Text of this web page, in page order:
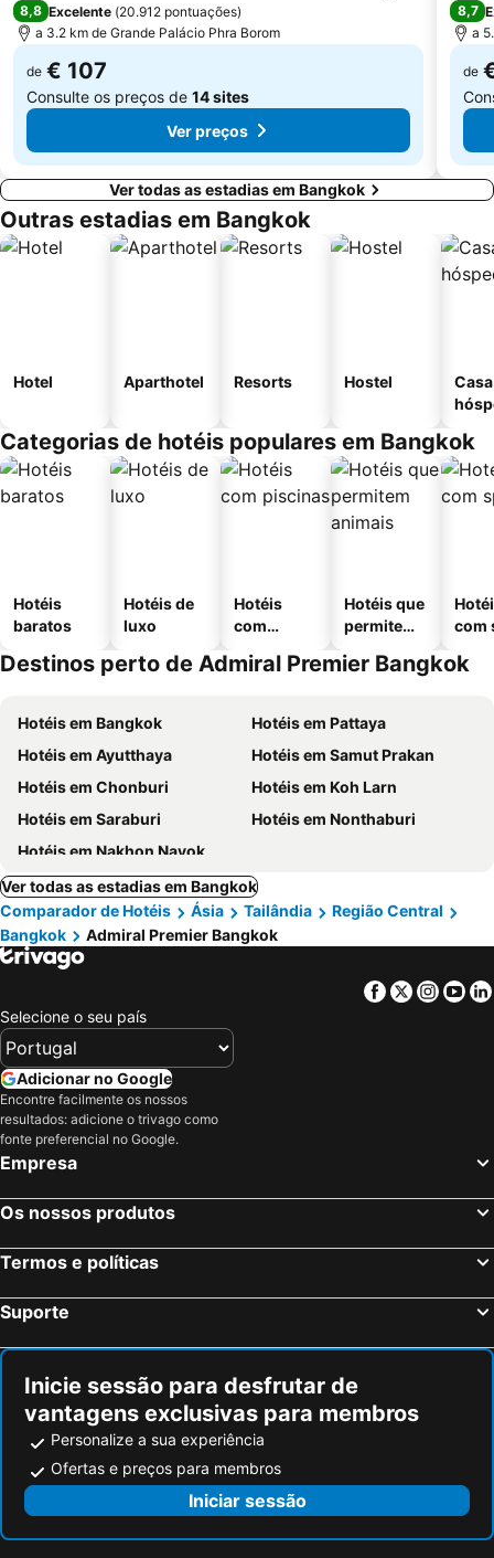
8,8 Excelente (20.912 pontuações)
a 3.2 km de Grande Palácio Phra Borom
de € 107
Consulte os preços de 14 sites
Ver preços
8,7
a
de
Ver todas as estadias em Bangkok
Outras estadias em Bangkok
Hotel Aparthotel Resorts Hostel
Categorias de hotéis populares em Bangkok
Hotéis
baratos
Hotéis de
luxo
Hotéis
com
Hotéis que
permitem
com
Destinos perto de Admiral Premier Bangkok
Hotéis em Bangkok
Hotéis em Pattaya
Hotéis em Ayutthaya
Hotéis em Samut Prakan
Hotéis em Chonburi
Hotéis em Koh Larn
Hotéis em Saraburi
Hotéis em Nonthaburi
Hotéis em Nakhon Nayok
Ver todas as estadias em Bangkok
Comparador de Hotéis
Ásia Tailândia
Região Central
Bangkok
Admiral Premier Bangkok
Facebook
Twitter
Selecione o seu país
Adicionar no Google
Encontre facilmente os nossos
resultados: adicione o trivago como
fonte preferencial no Google.
Empresa
Os nossos produtos
Termos e políticas
Suporte
Inicie sessão para desfrutar de
vantagens exclusivas para membros
Personalize a sua experiência
Ofertas e preços para membros
Iniciar sessão